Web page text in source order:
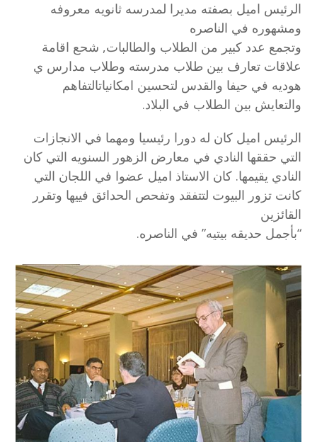
الرئيس اميل بصفته مديرا لمدرسه ثانويه معروفه
ومشهوره في الناصره
وتجمع عدد كبير من الطلاب والطالبات, شحع اقامة
علاقات تعارف بين طلاب مدرسته وطلاب مدارس ي
هوديه في حيفا والقدس لتحسين امكانياتالتفاهم
والتعايش بين الطلاب في البلاد.
الرئيس اميل كان له دورا رئيسيا ومهما في الانجازات
التي حققها النادي في معارض الزهور السنويه التي كان
النادي يقيمها. كان الاستاذ اميل عضوا في اللجان التي
كانت تزور البيوت لتتفقد وتفحص الحدائق فييها وتقرر
القائزين
“بأجمل حديقه بيتيه” في الناصره.